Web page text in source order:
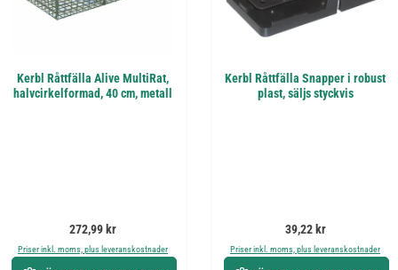
Kerbl Råttfälla Alive MultiRat,
halvcirkelformad, 40 cm, metall
Ordinarie pris:
272,99 kr
Priser inkl. moms, plus leveranskostnader
Kerbl Råttfälla Snapper i robust
plast, säljs styckvis
Ordinarie pris:
39,22 kr
Priser inkl. moms, plus leveranskostnader